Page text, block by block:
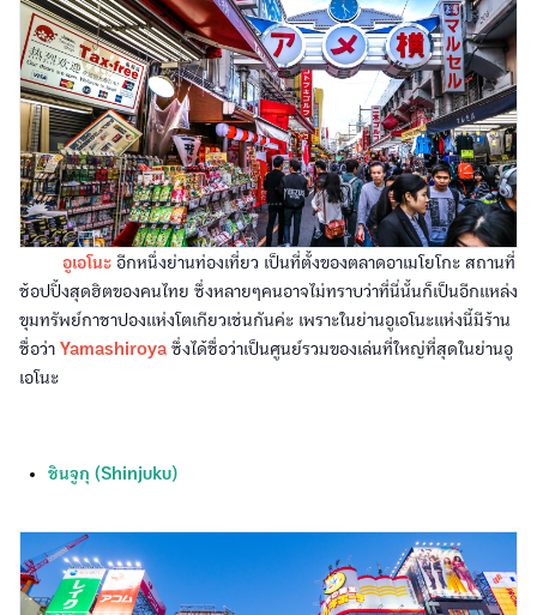
อูเอโนะ อีกหนึ่งย่านท่องเที่ยว เป็นที่ตั้งของตลาดอาเมโยโกะ สถานที่
ช้อปปิ้งสุดฮิตของคนไทย ซึ่งหลายๆคนอาจไม่ทราบว่าที่นี่นั้นก็เป็นอีกแหล่ง
ขุมทรัพย์กาชาปองแห่งโตเกียวเช่นกันค่ะ เพราะในย่านอูเอโนะแห่งนี้มีร้าน
ชื่อว่า Yamashiroya ซึ่งได้ชื่อว่าเป็นศูนย์รวมของเล่นที่ใหญ่ที่สุดในย่านอู
เอโนะ
ชินจูกุ (Shinjuku)